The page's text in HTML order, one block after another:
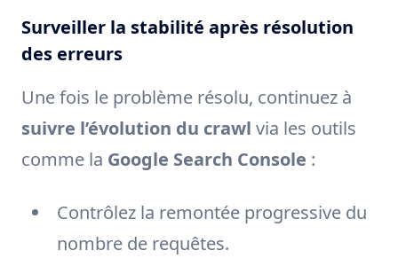
Surveiller la stabilité après résolution
des erreurs
Une fois le problème résolu, continuez à
suivre l’évolution du crawl via les outils
comme la Google Search Console :
Contrôlez la remontée progressive du
nombre de requêtes.